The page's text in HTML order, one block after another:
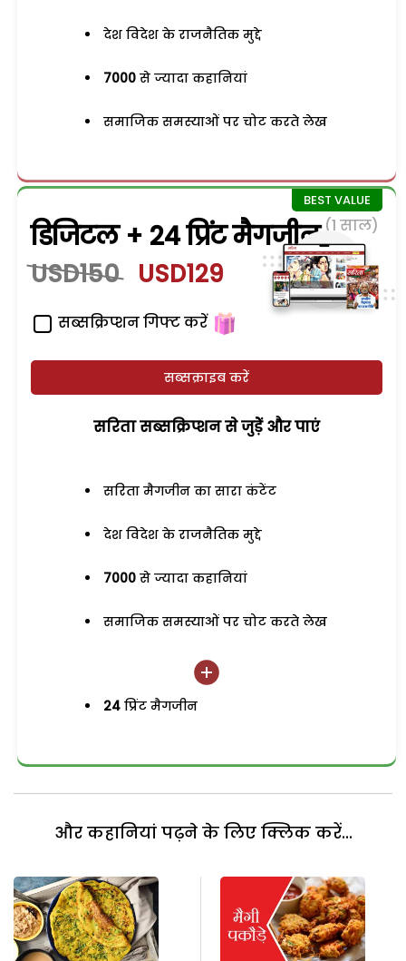
देश विदेश के राजनैतिक मुद्दे
7000 से ज्यादा कहानियां
समाजिक समस्याओं पर चोट करते लेख
डिजिटल + 24 प्रिंट मैगजीन (1 साल)
USD150 USD129
सब्सक्रिप्शन गिफ्ट करें
सब्सक्राइब करें
सरिता सब्सक्रिप्शन से जुड़ेें और पाएं
सरिता मैगजीन का सारा कंटेंट
देश विदेश के राजनैतिक मुद्दे
7000 से ज्यादा कहानियां
समाजिक समस्याओं पर चोट करते लेख
24 प्रिंट मैगजीन
और कहानियां पढ़ने के लिए क्लिक करें...